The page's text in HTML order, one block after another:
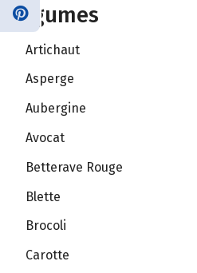
Légumes
Artichaut
Asperge
Aubergine
Avocat
Betterave Rouge
Blette
Brocoli
Carotte